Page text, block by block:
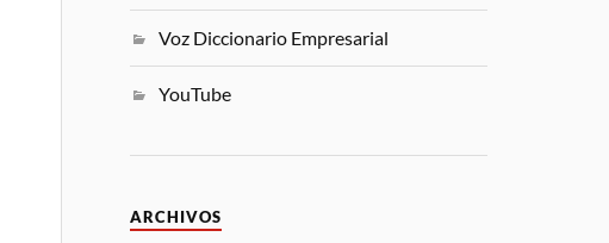
Voz Diccionario Empresarial
YouTube
ARCHIVOS